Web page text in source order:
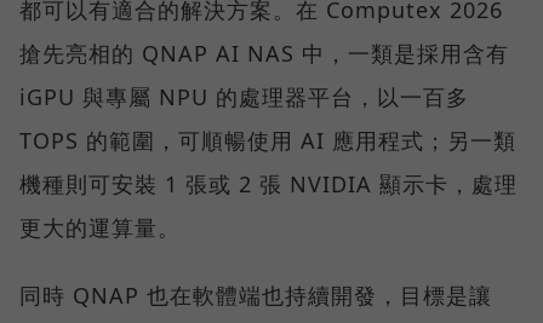
都可以有適合的解決方案。在 Computex 2026
搶先亮相的 QNAP AI NAS 中，一類是採用含有
iGPU 與專屬 NPU 的處理器平台，以一百多
TOPS 的範圍，可順暢使用 AI 應用程式；另一類
機種則可安裝 1 張或 2 張 NVIDIA 顯示卡，處理
更大的運算量。
同時 QNAP 也在軟體端也持續開發，目標是讓